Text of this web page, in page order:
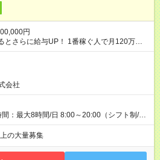
円
とさらに給与UP！ 1番稼ぐ人で月120万ほ
メージ＞ ■月収50万
在住)※元建築関係 1日150個配達×25日勤務
会社
：最大8時間/日 8:00～20:00（シフト制/実
務（場所次第では週4も有り） ※配達状況に
務可能性有り ※案件により多少の前後あり
の大量募集